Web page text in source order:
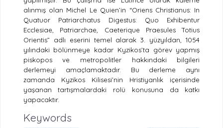
alınmış olan Michel Le Quien’in “Oriens Christianus: In
Quatuor Patriarchatus Digestus: Quo Exhibentur
Ecclesiae, Patriarchae, Caeterique Praesules Totius
Orientis” adlı eserini temel alarak 3. yüzyıldan, 1054
yılındaki bölünmeye kadar Kyzikos’ta görev yapmış
piskopos ve metropolitler hakkındaki bilgileri
derlemeyi amaçlamaktadır. Bu derleme aynı
zamanda Kyzikos Kilisesi’nin Hristiyanlık içerisinde
yaşanan tartışmalardaki rolü konusuna da katkı
yapacaktır.
Keywords